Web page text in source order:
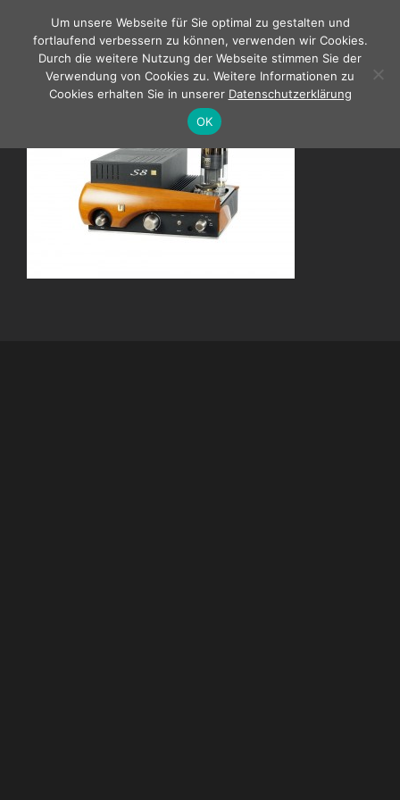
springen
Um unsere Webseite für Sie optimal zu gestalten und
fortlaufend verbessern zu können, verwenden wir Cookies.
Durch die weitere Nutzung der Webseite stimmen Sie der
Verwendung von Cookies zu. Weitere Informationen zu
Cookies erhalten Sie in unserer Datenschutzerklärung
OK